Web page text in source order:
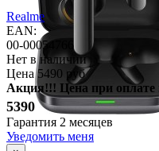
Realme
EAN:
00-00054766
Нет в наличии
Цена5490 руб
Акция!!! Цена при
5390
Гарантия 2 месяцев
Уведомить меня